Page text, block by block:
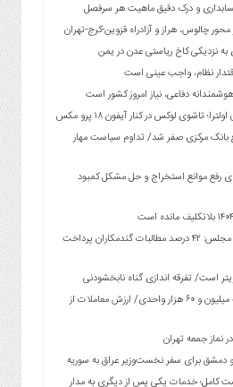
و درک دقیق ماهیت هر سرفصل
چالوس، هراز و آزادراه قزوین-کرج-تهران
به نزدیکی کاخ ریاستی عدن در یمن
نظام، واجب عینی است
دفاعی، نیاز امروز کشور است
تاشوی لوکس در کنار آیفون ۱۸ پرو مکس
بانک مرکزی صفر شد/ تداوم سیاست مهار
رفع موانع استخراج و حل مشکل کمبود
سخنگوی کمیسیون کشاورزی مجلس: ۴۲ درصد مطالبات گندمکاران پرداخت
است/ تفرقه اندازی گناه نابخشودنی
شاخص کل بورس در آستانه ۵ میلیون و ۶۰ هزار واحدی/ ارزش معاملات از
نماز جمعه تهران
و دمشق برای سفر نخست‌وزیر عراق به سوریه
کامل؛ خدمات یکی پس از دیگری به مدار